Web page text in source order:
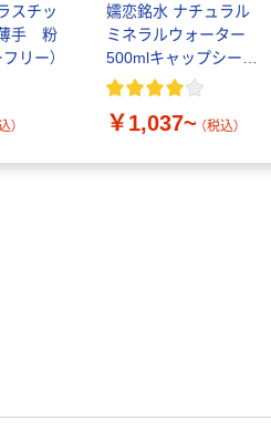
スチッ
手 粉
リー）
）
嬬恋銘水 ナチュラル
ミネラルウォーター
500mlキャップシール
付き／2Lラベルレス
￥1,037~ （税込）